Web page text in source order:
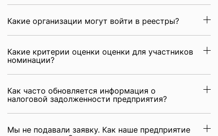
Какие организации могут войти в реестры?
Какие критерии оценки оценки для участников
номинации?
Как часто обновляется информация о
налоговой задолженности предприятия?
Мы не подавали заявку. Как наше предприятие